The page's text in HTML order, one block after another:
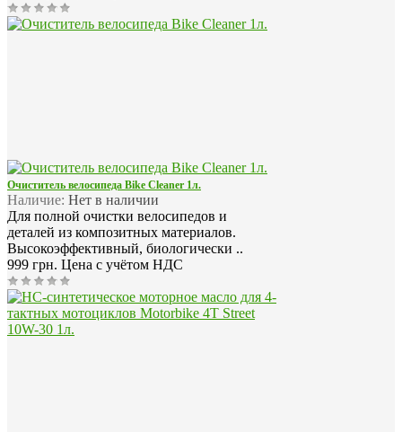
Очиститель велосипеда Bike Cleaner 1л.
Наличие: Нет в наличии
Для полной очистки велосипедов и
деталей из композитных материалов.
Высокоэффективный, биологически ..
999 грн. Цена с учётом НДС